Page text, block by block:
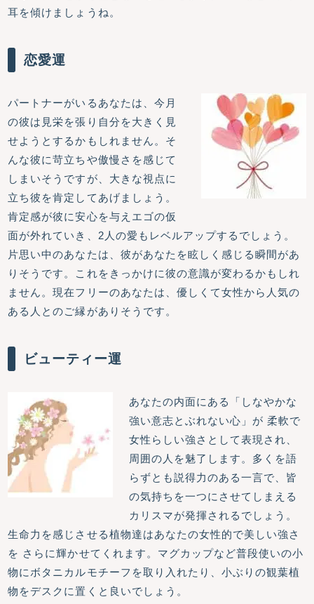
耳を傾けましょうね。
恋愛運
パートナーがいるあなたは、今月
の彼は見栄を張り自分を大きく見
せようとするかもしれません。そ
んな彼に苛立ちや傲慢さを感じて
しまいそうですが、大きな視点に
立ち彼を肯定してあげましょう。
肯定感が彼に安心を与えエゴの仮
面が外れていき、2人の愛もレベルアップするでしょう。
片思い中のあなたは、彼があなたを眩しく感じる瞬間があ
りそうです。これをきっかけに彼の意識が変わるかもしれ
ません。現在フリーのあなたは、優しくて女性から人気の
ある人とのご縁がありそうです。
ビューティー運
あなたの内面にある「しなやかな
強い意志とぶれない心」が 柔軟で
女性らしい強さとして表現され、
周囲の人を魅了します。多くを語
らずとも説得力のある一言で、皆
の気持ちを一つにさせてしまえる
カリスマが発揮されるでしょう。
生命力を感じさせる植物達はあなたの女性的で美しい強さ
を さらに輝かせてくれます。マグカップなど普段使いの小
物にボタニカルモチーフを取り入れたり、小ぶりの観葉植
物をデスクに置くと良いでしょう。